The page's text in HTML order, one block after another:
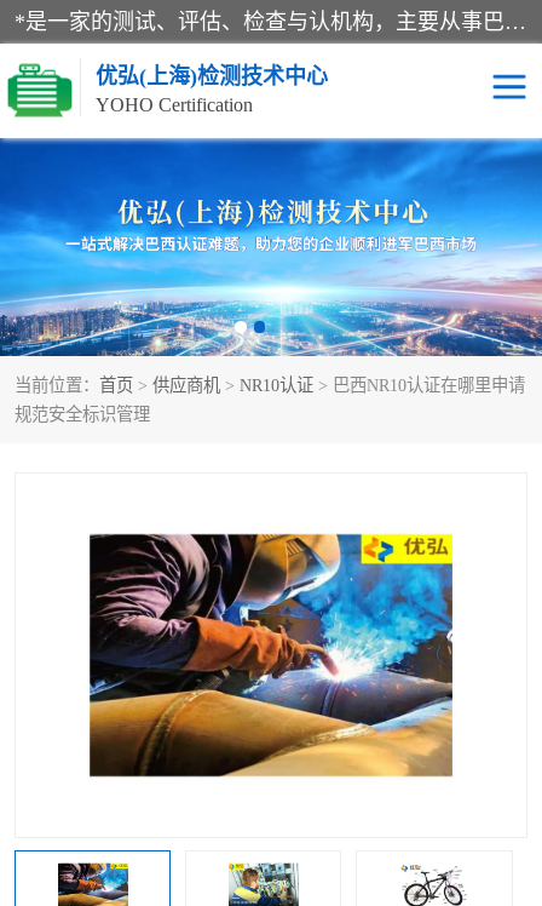
*是一家的测试、评估、检查与认机构，主要从事巴西NR10认证、NR12认证、NR13认证；ANATEL认证、INMTRO认证，欧盟CE认证：MD认证，PED认证，MID认证，ATEX认证，德国蓝色天使认证。
优弘(上海)检测技术中心
YOHO Certification
当前位置： 首页 > 供应商机 > NR10认证 > 巴西NR10认证在哪里申请
规范安全标识管理
RECYCLASS认证 NR10认证
NR12认证 NR13认证
ART认证 巴西NR认证
巴西认证 RETIE认证